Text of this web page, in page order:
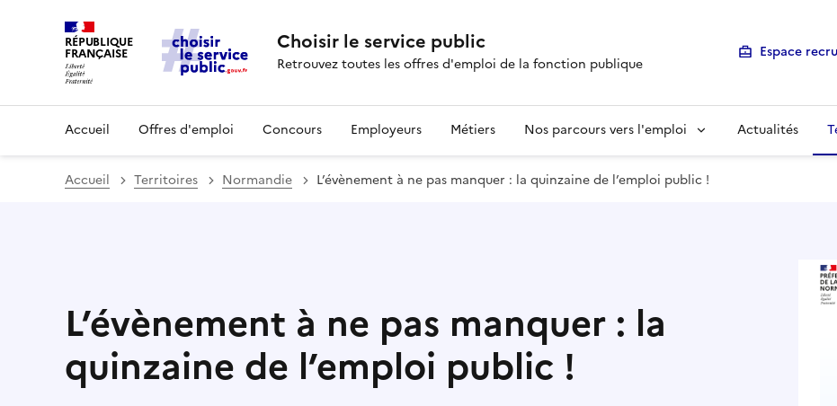
RÉPUBLIQUE
FRANÇAISE Choisir le service public
Retrouvez toutes les offres d'emploi de la fonction publique
Espace
Accueil Offres d'emploi Concours Employeurs Métiers Nos parcours vers l'emploi Actualités
Accueil Territoires Normandie L’évènement à ne pas manquer : la quinzaine de l’emploi public !
L’évènement à ne pas manquer : la
quinzaine de l’emploi public !